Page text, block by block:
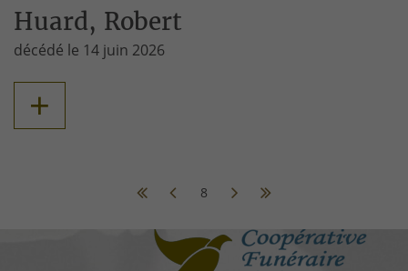
Huard, Robert
décédé le 14 juin 2026
+
8